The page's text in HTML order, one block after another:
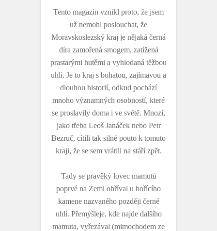
Tento magazín vznikl proto, že jsem
už nemohl poslouchat, že
Moravskoslezský kraj je nějaká černá
díra zamořená smogem, zatížená
prastarými hutěmi a vyhlodaná těžbou
uhlí. Je to kraj s bohatou, zajímavou a
dlouhou historií, odkud pochází
mnoho významných osobností, které
se proslavily doma i ve světě. Mnozí,
jako třeba Leoš Janáček nebo Petr
Bezruč, cítili tak silné pouto k tomuto
kraji, že se sem vrátili na stáří zpět.
Tady se pravěký lovec mamutů
poprvé na Zemi ohříval u hořícího
kamene nazvaného později černé
uhlí. Přemýšleje, kde najde dalšího
mamuta, vyřezával (mimochodem ze